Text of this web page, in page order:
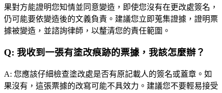
果對方能證明您知情並同意變造，即使您沒有在更改處簽名，
仍可能要依變造後的文義負責。建議您立即蒐集證據，證明票
據被變造，並諮詢律師，以釐清您的責任範圍。
Q: 我收到一張有塗改痕跡的票據，我該怎麼辦？
A: 您應該仔細檢查塗改處是否有原記載人的簽名或蓋章。如
果沒有，這張票據的改寫可能不具效力。建議您不要輕易接受